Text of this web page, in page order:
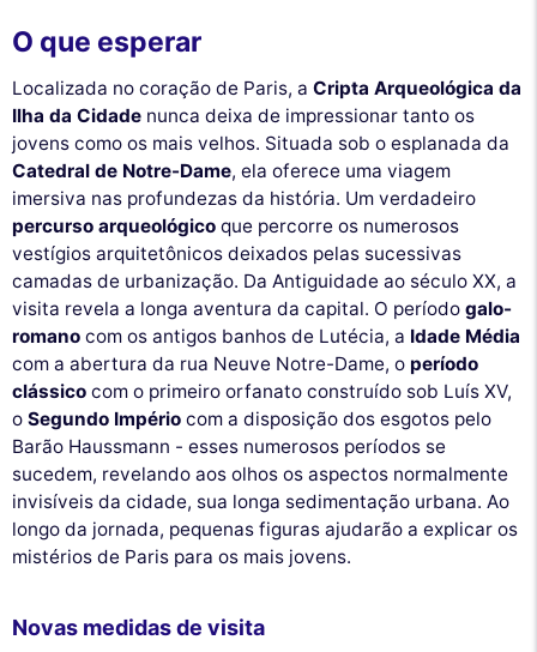
O que esperar
Localizada no coração de Paris, a Cripta Arqueológica da
Ilha da Cidade nunca deixa de impressionar tanto os
jovens como os mais velhos. Situada sob o esplanada da
Catedral de Notre-Dame, ela oferece uma viagem
imersiva nas profundezas da história. Um verdadeiro
percurso arqueológico que percorre os numerosos
vestígios arquitetônicos deixados pelas sucessivas
camadas de urbanização. Da Antiguidade ao século XX, a
visita revela a longa aventura da capital. O período galo-
romano com os antigos banhos de Lutécia, a Idade Média
com a abertura da rua Neuve Notre-Dame, o período
clássico com o primeiro orfanato construído sob Luís XV,
o Segundo Império com a disposição dos esgotos pelo
Barão Haussmann - esses numerosos períodos se
sucedem, revelando aos olhos os aspectos normalmente
invisíveis da cidade, sua longa sedimentação urbana. Ao
longo da jornada, pequenas figuras ajudarão a explicar os
mistérios de Paris para os mais jovens.
Novas medidas de visita